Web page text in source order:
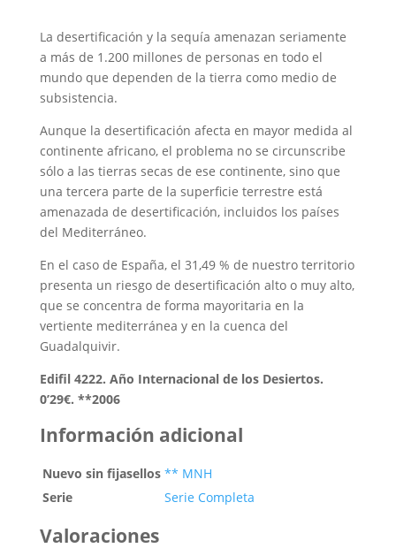
La desertificación y la sequía amenazan seriamente
a más de 1.200 millones de personas en todo el
mundo que dependen de la tierra como medio de
subsistencia.
Aunque la desertificación afecta en mayor medida al
continente africano, el problema no se circunscribe
sólo a las tierras secas de ese continente, sino que
una tercera parte de la superficie terrestre está
amenazada de desertificación, incluidos los países
del Mediterráneo.
En el caso de España, el 31,49 % de nuestro territorio
presenta un riesgo de desertificación alto o muy alto,
que se concentra de forma mayoritaria en la
vertiente mediterránea y en la cuenca del
Guadalquivir.
Edifil 4222. Año Internacional de los Desiertos.
0’29€. **2006
Información adicional
Nuevo sin fijasellos ** MNH
Serie
Serie Completa
Valoraciones